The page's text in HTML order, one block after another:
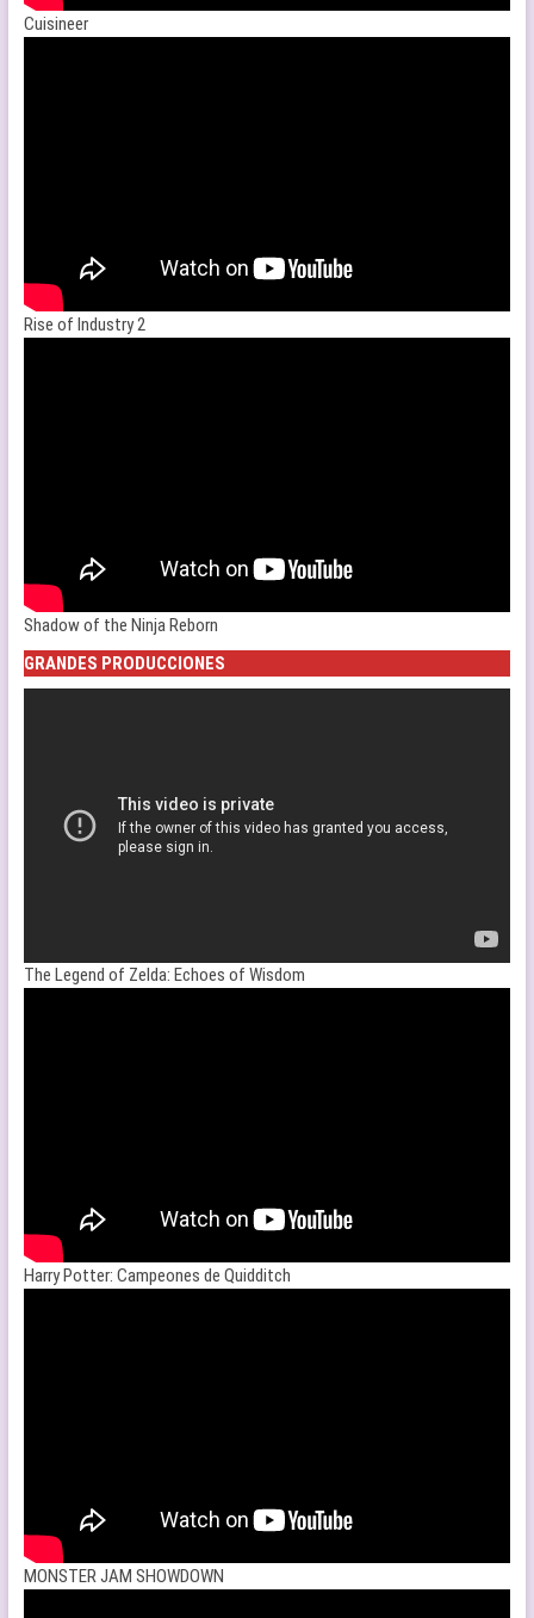
Cuisineer
Rise of Industry 2
Shadow of the Ninja Reborn
GRANDES PRODUCCIONES
The Legend of Zelda: Echoes of Wisdom
Harry Potter: Campeones de Quidditch
MONSTER JAM SHOWDOWN